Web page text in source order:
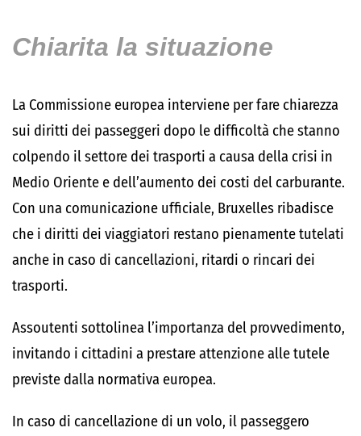
Chiarita la situazione
La Commissione europea interviene per fare chiarezza
sui diritti dei passeggeri dopo le difficoltà che stanno
colpendo il settore dei trasporti a causa della crisi in
Medio Oriente e dell’aumento dei costi del carburante.
Con una comunicazione ufficiale, Bruxelles ribadisce
che i diritti dei viaggiatori restano pienamente tutelati
anche in caso di cancellazioni, ritardi o rincari dei
trasporti.
Assoutenti sottolinea l’importanza del provvedimento,
invitando i cittadini a prestare attenzione alle tutele
previste dalla normativa europea.
In caso di cancellazione di un volo, il passeggero